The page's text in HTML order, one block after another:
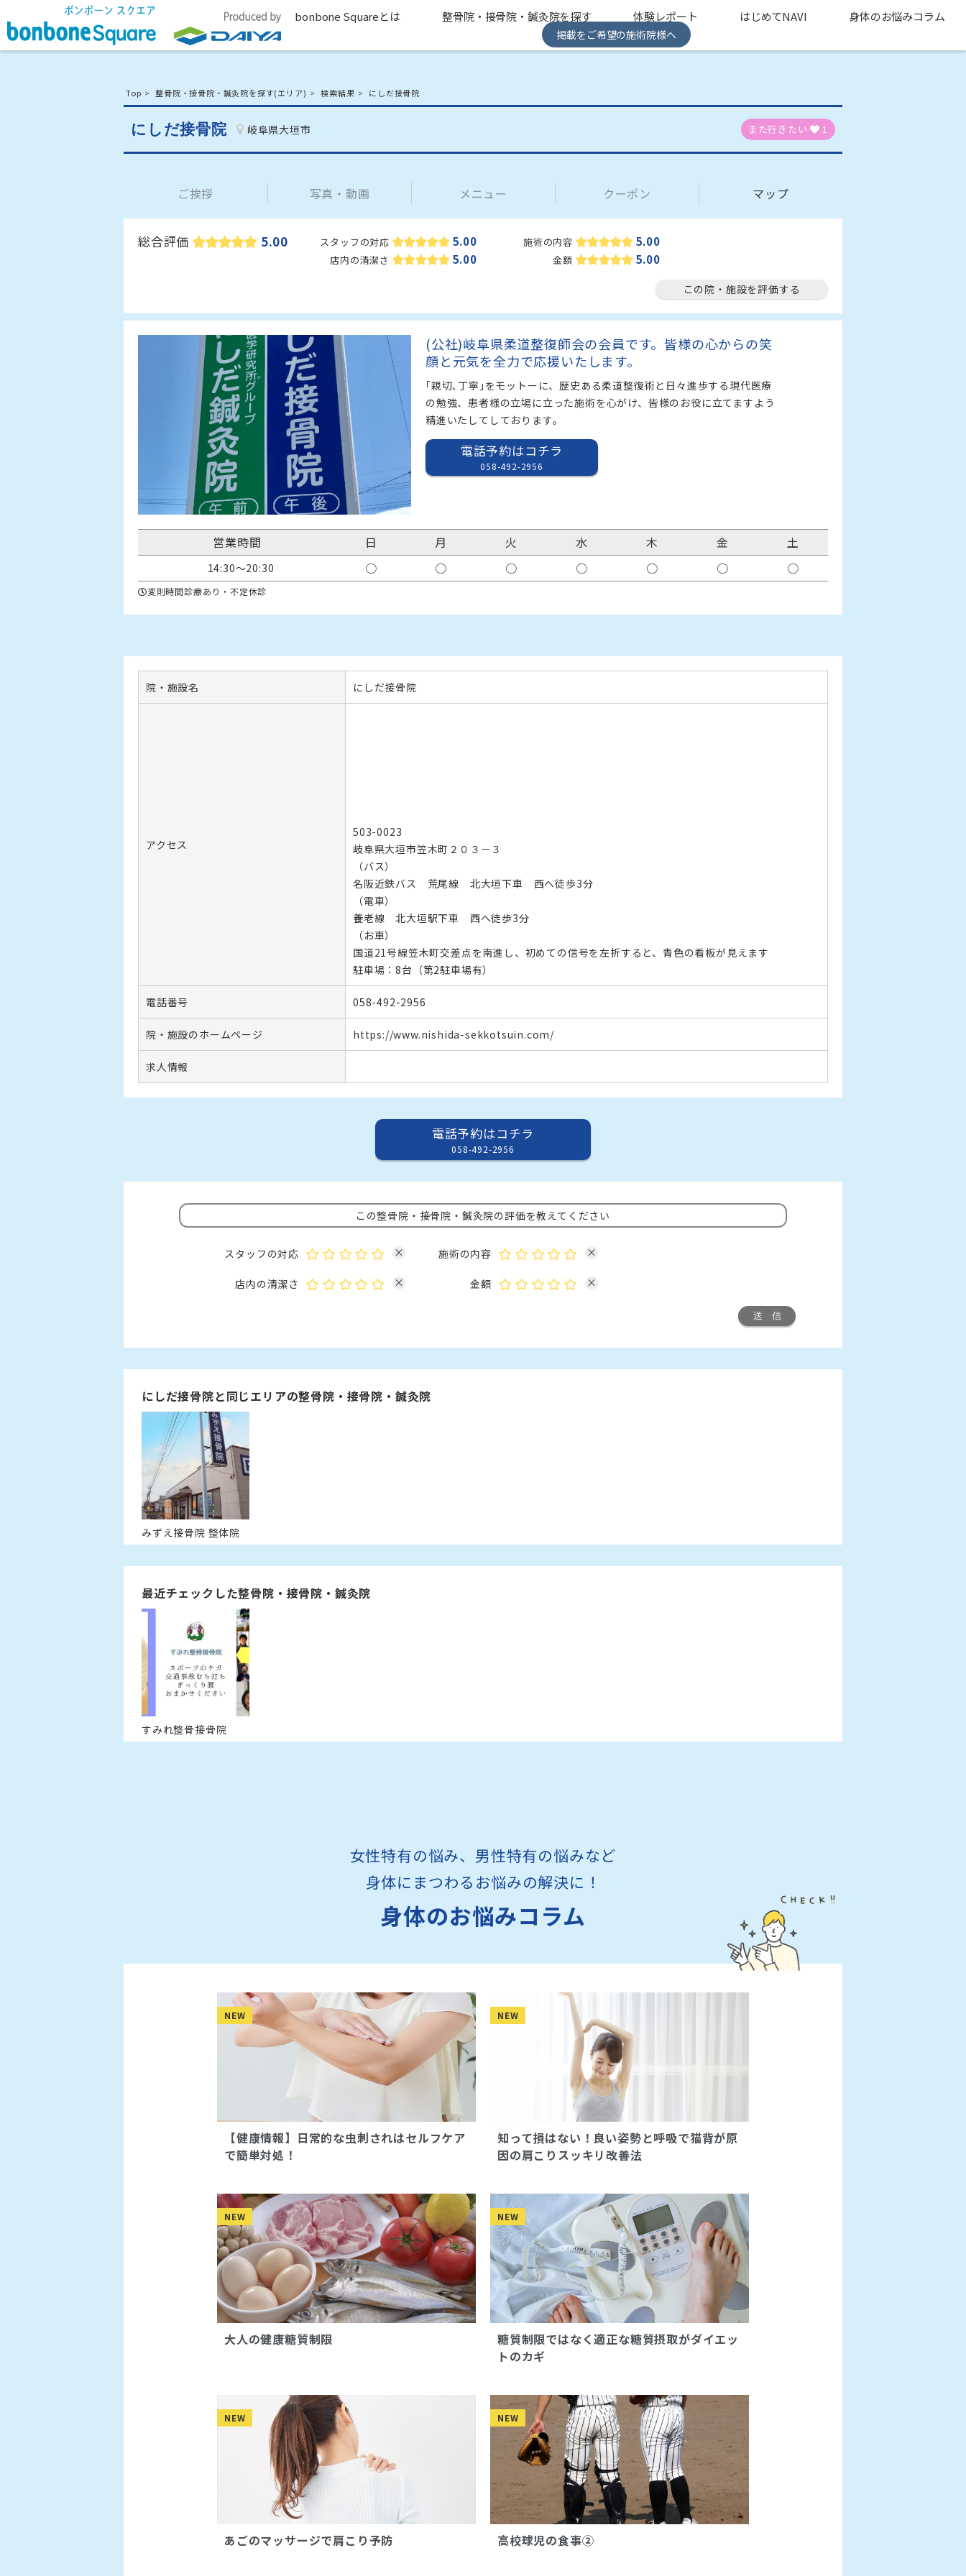
bonbone Squareとは 整骨院・接骨院・鍼灸院を探す 体験レポート はじめてNAVI 身体のお悩みコラム
掲載をご希望の施術院様へ
Top 整骨院・接骨院・鍼灸院を探す(エリア) 検索結果 にしだ接骨院
にしだ接骨院 岐阜県大垣市 また行きたい 1
ご挨拶 写真・動画 メニュー クーポン マップ
総合評価 5.00 スタッフの対応 5.00 施術の内容 5.00
店内の清潔さ 5.00 金額 5.00
この院・施設を評価する
(公社)岐阜県柔道整復師会の会員です。皆様の心からの笑
顔と元気を全力で応援いたします。
｢親切､丁寧｣をモットーに、歴史ある柔道整復術と日々進歩する現代医療
の勉強、患者様の立場に立った施術を心がけ、皆様のお役に立てますよう
精進いたしてしております。
電話予約はコチラ
058-492-2956
営業時間 日 月 火 水 木 金 土
14:30～20:30 ○ ○ ○ ○ ○ ○ ○
変則時間診療あり・不定休診
院・施設名 にしだ接骨院
アクセス
503-0023
岐阜県大垣市笠木町２０３－３
（バス）
名阪近鉄バス　荒尾線　北大垣下車　西へ徒歩3分
（電車）
養老線　北大垣駅下車　西へ徒歩3分
（お車）
国道21号線笠木町交差点を南進し、初めての信号を左折すると、青色の看板が見えます
駐車場：8台（第2駐車場有）
電話番号 058-492-2956
院・施設のホームページ https://www.nishida-sekkotsuin.com/
求人情報
電話予約はコチラ
058-492-2956
この整骨院・接骨院・鍼灸院の評価を教えてください
スタッフの対応 × 施術の内容 ×
店内の清潔さ × 金額 ×
にしだ接骨院と同じエリアの整骨院・接骨院・鍼灸院
みずえ接骨院 整体院
最近チェックした整骨院・接骨院・鍼灸院
すみれ整骨接骨院
女性特有の悩み、男性特有の悩みなど
身体にまつわるお悩みの解決に！
身体のお悩みコラム
NEW
【健康情報】日常的な虫刺されはセルフケア
で簡単対処！
NEW
知って損はない！良い姿勢と呼吸で猫背が原
因の肩こりスッキリ改善法
NEW
大人の健康糖質制限
NEW
糖質制限ではなく適正な糖質摂取がダイエッ
トのカギ
NEW
あごのマッサージで肩こり予防
NEW
高校球児の食事②